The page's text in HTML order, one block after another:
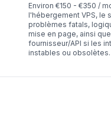
Environ €150 - €350 /
l'hébergement VPS, le
problèmes fatals,
mise en page, ainsi
fournisseur/API si les
instables ou obsolètes.